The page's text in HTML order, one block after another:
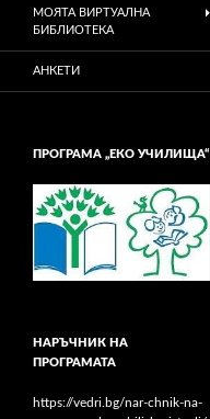
МОЯТА ВИРТУАЛНА
БИБЛИОТЕКА
АНКЕТИ
ПРОГРАМА „ЕКО УЧИЛИЩА“
НАРЪЧНИК НА
ПРОГРАМАТА
https://vedri.bg/nar-chnik-na-